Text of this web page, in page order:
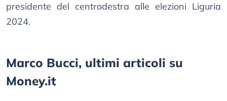
presidente del centrodestra alle elezioni Liguria
2024.
Marco Bucci, ultimi articoli su
Money.it